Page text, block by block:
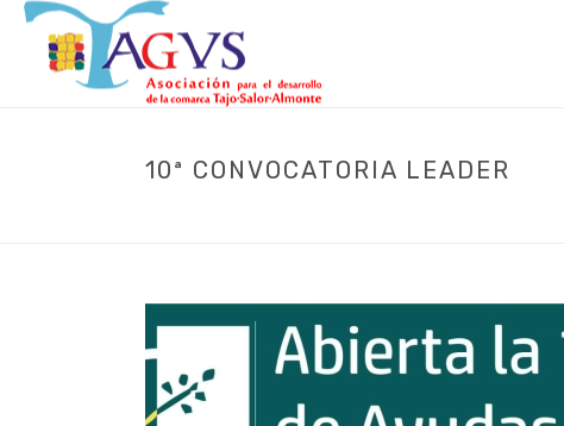
10ª CONVOCATORIA LEADER